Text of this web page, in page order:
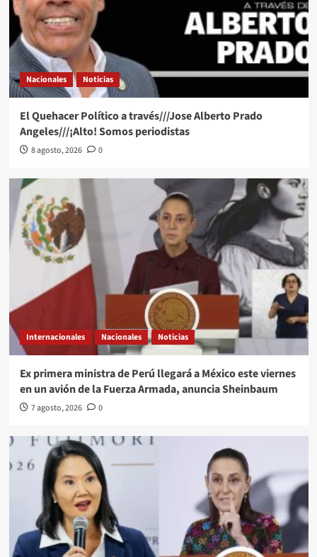
Nacionales Noticias
El Quehacer Político a través///Jose Alberto Prado
Angeles///¡Alto! Somos periodistas
8 agosto, 2026 0
Internacionales Nacionales Noticias
Ex primera ministra de Perú llegará a México este viernes
en un avión de la Fuerza Armada, anuncia Sheinbaum
7 agosto, 2026 0